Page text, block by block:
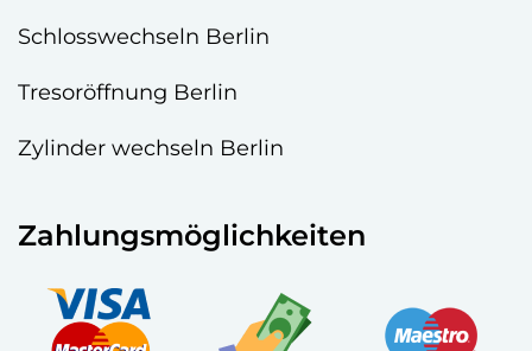
Schlosswechseln Berlin
Tresoröffnung Berlin
Zylinder wechseln Berlin
Zahlungsmöglichkeiten